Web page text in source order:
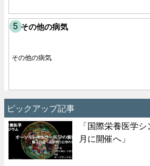
その他の病気
その他の病気
ピックアップ記事
「国際栄養医学
月に開催へ」